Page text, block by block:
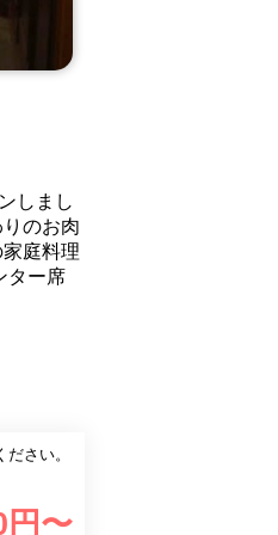
しまし
のお肉
庭料理
ター席
さい。
円〜